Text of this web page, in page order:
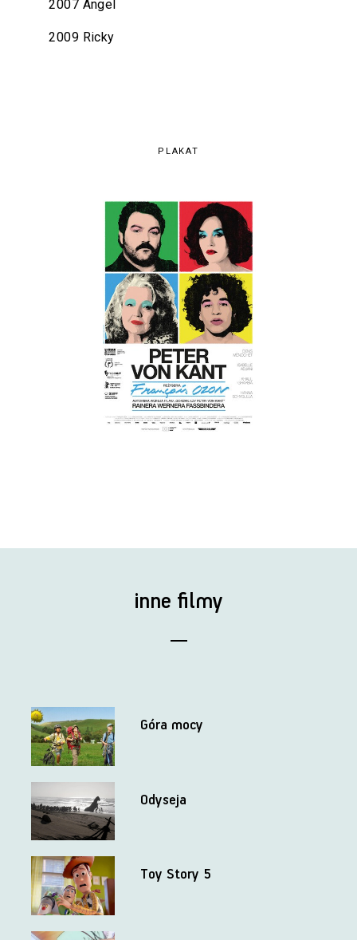
PLAKAT
2007 Angel
2009 Ricky
inne filmy
Góra mocy
Odyseja
Toy Story 5